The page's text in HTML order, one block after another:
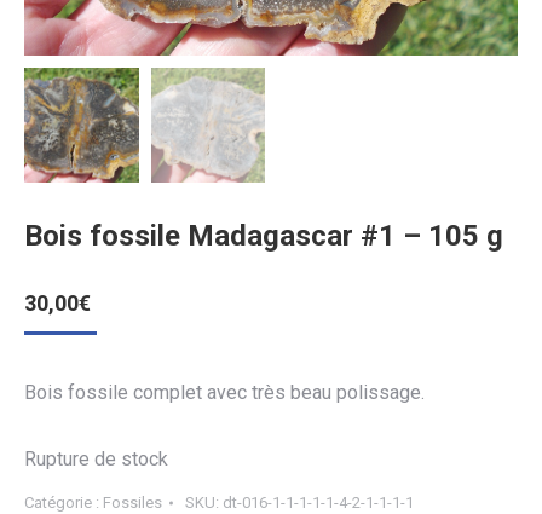
Bois fossile Madagascar #1 – 105 g
30,00€
Bois fossile complet avec très beau polissage.
Rupture de stock
Catégorie : Fossiles SKU: dt-016-1-1-1-1-1-4-2-1-1-1-1